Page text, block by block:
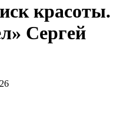
красоты.
Сергей